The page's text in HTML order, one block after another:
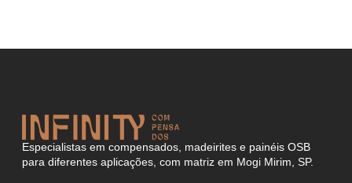
Especialistas em compensados, madeirites e painéis OSB
para diferentes aplicações, com matriz em Mogi Mirim, SP.